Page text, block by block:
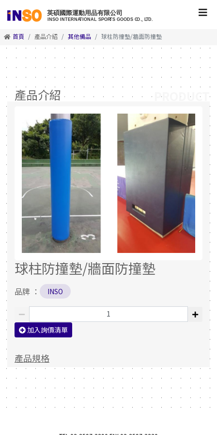
首頁 產品介紹 其他備品 球柱防撞墊/牆面防撞墊
產品介紹
球柱防撞墊/牆面防撞墊
品牌 ： INSO
加入詢價清單
產品規格
PRODUCT